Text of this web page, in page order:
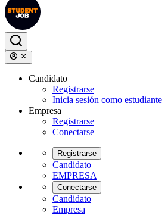
Candidato
Registrarse
Inicia sesión como estudiante
Empresa
Registrarse
Conectarse
Registrarse
Candidato
EMPRESA
Conectarse
Candidato
Empresa